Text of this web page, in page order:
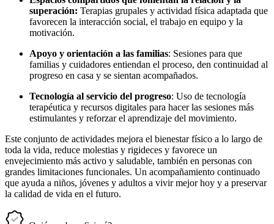
superación: Terapias grupales y actividad física adaptada que
favorecen la interacción social, el trabajo en equipo y la
motivación.
Apoyo y orientación a las familias: Sesiones para que
familias y cuidadores entiendan el proceso, den continuidad al
progreso en casa y se sientan acompañados.
Tecnología al servicio del progreso: Uso de tecnología
terapéutica y recursos digitales para hacer las sesiones más
estimulantes y reforzar el aprendizaje del movimiento.
Este conjunto de actividades mejora el bienestar físico a lo largo de
toda la vida, reduce molestias y rigideces y favorece un
envejecimiento más activo y saludable, también en personas con
grandes limitaciones funcionales. Un acompañamiento continuado
que ayuda a niños, jóvenes y adultos a vivir mejor hoy y a preservar
la calidad de vida en el futuro.